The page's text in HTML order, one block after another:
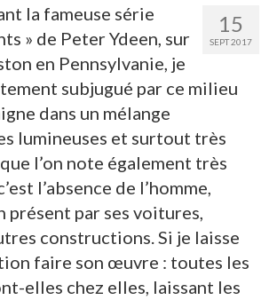
15
SEPT 2017
la fameuse série
» de Peter Ydeen, sur
en Pennsylvanie, je
subjugué par ce milieu
dans un mélange
lumineuses et surtout très
l’on note également très
l’absence de l’homme,
présent par ses voitures,
constructions. Si je laisse
faire son œuvre : toutes les
elles chez elles, laissant les